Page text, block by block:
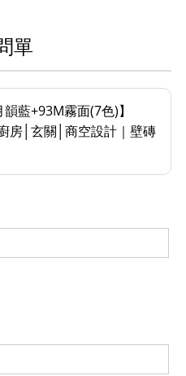
單
藍+93M霧面(7色)】
房│玄關│商空設計｜壁磚